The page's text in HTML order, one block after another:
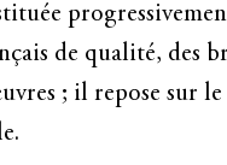
de qualité, des
; il repose sur